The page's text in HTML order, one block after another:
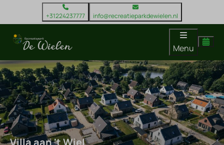
+31224237777 info@recreatieparkdewielen.nl
Menu
Villa aan 't Wiel